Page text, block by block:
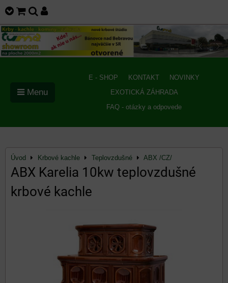
E - SHOP KONTAKT
NOVINKY
EXOTICKÁ ZÁHRADA
FAQ - otázky a odpovede
Menu
Úvod Krbové kachle Teplovzdušné ABX /CZ/
ABX Karelia 10kw teplovzdušné
krbové kachle